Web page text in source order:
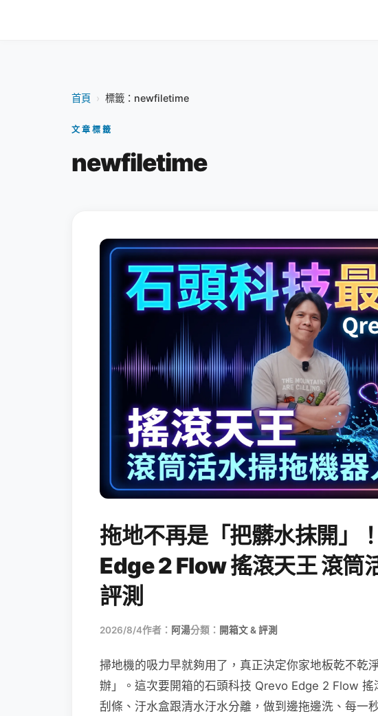
首頁 › 標籤：newfiletime
文章標籤
newfiletime
拖地不再是「把髒水抹開」
Edge 2 Flow 搖滾天王 滾筒
評測
2026/8/4作者： 阿湯分類： 開箱文 & 評測
掃地機的吸力早就夠用了，真正決定你家地板乾不乾
辦」。這次要開箱的石頭科技 Qrevo Edge 2 Flow
刮條、汙水盒跟清水汙水分離，做到邊拖邊洗、每一